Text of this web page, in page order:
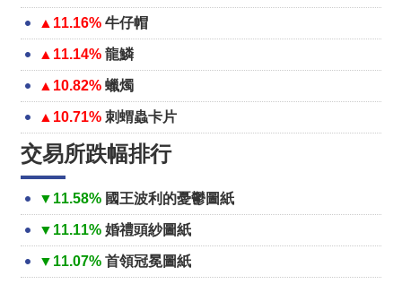
▲11.16% 牛仔帽
▲11.14% 龍鱗
▲10.82% 蠟燭
▲10.71% 刺蝟蟲卡片
交易所跌幅排行
▼11.58% 國王波利的憂鬱圖紙
▼11.11% 婚禮頭紗圖紙
▼11.07% 首領冠冕圖紙